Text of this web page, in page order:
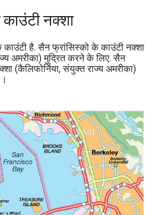
नक्शा
है. सैन फ्रांसिस्को के काउंटी नक्शा
अमरीका) मुद्रित करने के लिए. सैन
(कैलिफोर्निया, संयुक्त राज्य अमरीका)